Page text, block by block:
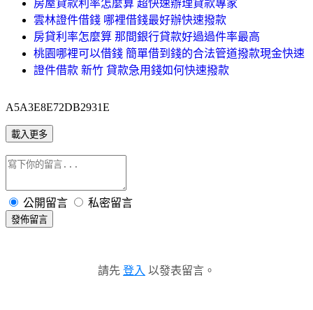
房屋貸款利率怎麼算 超快速辦理貸款專家
雲林證件借錢 哪裡借錢最好辦快速撥款
房貸利率怎麼算 那間銀行貸款好過過件率最高
桃園哪裡可以借錢 簡單借到錢的合法管道撥款現金快速
證件借款 新竹 貸款急用錢如何快速撥款
A5A3E8E72DB2931E
載入更多
公開留言 私密留言
發佈留言
請先 登入 以發表留言。